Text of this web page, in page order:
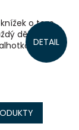
DETAIL
o tom,
dělá, co
sám